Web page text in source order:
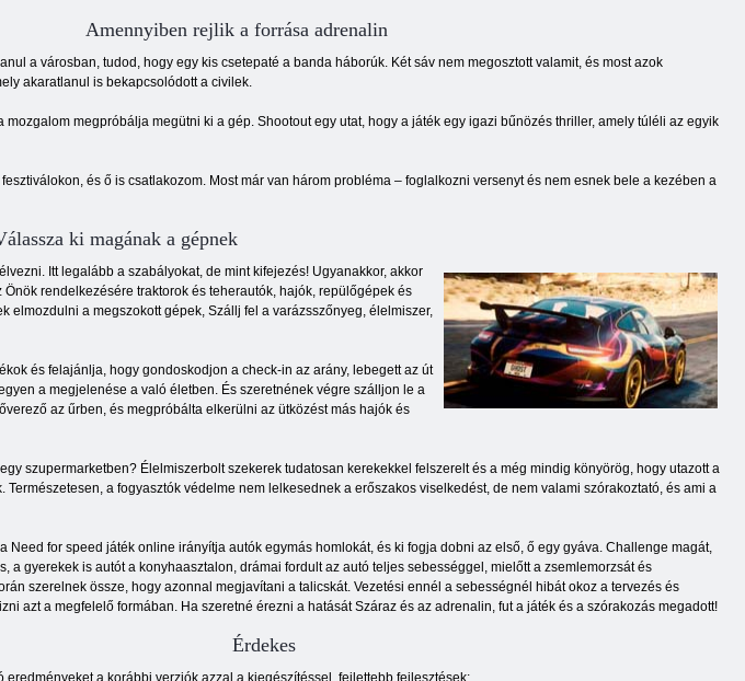
Amennyiben rejlik a forrása adrenalin
a városban, tudod, hogy egy kis csetepaté a banda háborúk. Két sáv nem megosztott valamit, és most azok
akaratlanul is bekapcsolódott a civilek.
megpróbálja megütni ki a gép. Shootout egy utat, hogy a játék egy igazi bűnözés thriller, amely túléli az egyik
és ő is csatlakozom. Most már van három probléma – foglalkozni versenyt és nem esnek bele a kezében a
ki magának a gépnek
Itt legalább a szabályokat, de mint kifejezés! Ugyanakkor, akkor
rendelkezésére traktorok és teherautók, hajók, repülőgépek és
elmozdulni a megszokott gépek, Szállj fel a varázsszőnyeg, élelmiszer,
és felajánlja, hogy gondoskodjon a check-in az arány, lebegett az út
a megjelenése a való életben. És szeretnének végre szálljon le a
az űrben, és megpróbálta elkerülni az ütközést más hajók és
szupermarketben? Élelmiszerbolt szekerek tudatosan kerekekkel felszerelt és a még mindig könyörög, hogy utazott a
Természetesen, a fogyasztók védelme nem lelkesednek a erőszakos viselkedést, de nem valami szórakoztató, és ami a
Need for speed játék online irányítja autók egymás homlokát, és ki fogja dobni az első, ő egy gyáva. Challenge magát,
a gyerekek is autót a konyhaasztalon, drámai fordult az autó teljes sebességgel, mielőtt a zsemlemorzsát és
szerelnek össze, hogy azonnal megjavítani a talicskát. Vezetési ennél a sebességnél hibát okoz a tervezés és
azt a megfelelő formában. Ha szeretné érezni a hatását Száraz és az adrenalin, fut a játék és a szórakozás megadott!
Érdekes
a korábbi verziók azzal a kiegészítéssel, fejlettebb fejlesztések;